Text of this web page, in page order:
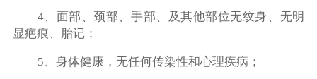
4、面部、颈部、手部、及其他部位无纹身、无明
显疤痕、胎记；
5、身体健康，无任何传染性和心理疾病；